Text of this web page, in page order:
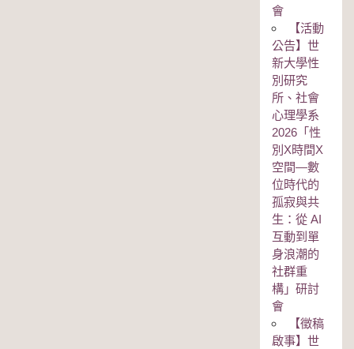
會
【活動
公告】世
新大學性
別研究
所、社會
心理學系
2026「性
別Χ時間Χ
空間—數
位時代的
孤寂與共
生：從 AI
互動到單
身浪潮的
社群重
構」研討
會
【徵稿
啟事】世